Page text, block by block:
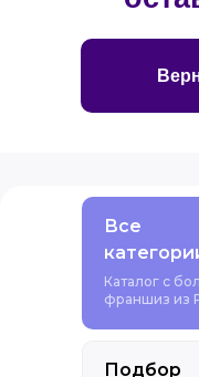
Все
Каталог с
франшиз из
Подбор